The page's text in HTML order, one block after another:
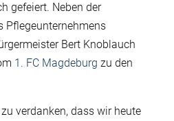
gefeiert. Neben der
Pflegeunternehmens
Bert Knoblauch
1. FC Magdeburg zu den
verdanken, dass wir heute